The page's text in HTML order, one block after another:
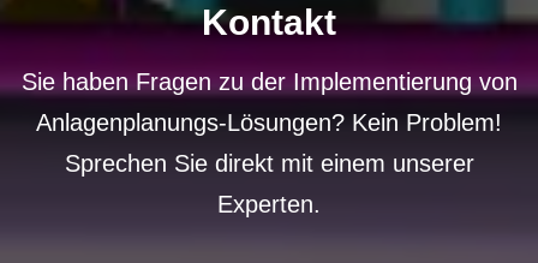
Kontakt
Sie haben Fragen zu der Implementierung von
Anlagenplanungs-Lösungen? Kein Problem!
Sprechen Sie direkt mit einem unserer
Experten.